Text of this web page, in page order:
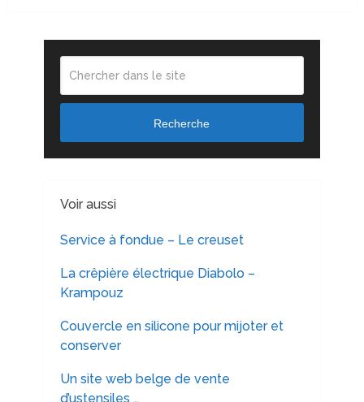
Recherche
Voir aussi
Service à fondue – Le creuset
La crêpière électrique Diabolo –
Krampouz
Couvercle en silicone pour mijoter et
conserver
Un site web belge de vente
d’ustensiles …